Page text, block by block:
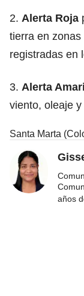
2. Alerta Roja
tierra en
registradas en
3. Alerta
viento, oleaje
Santa Marta
años